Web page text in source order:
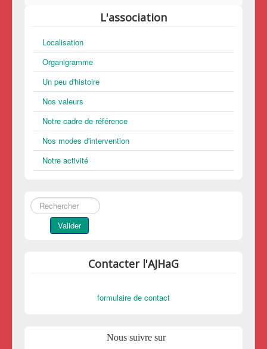
L'association
Localisation
Organigramme
Un peu d'histoire
Nos valeurs
Notre cadre de référence
Nos modes d'intervention
Notre activité
Rechercher
Valider
Contacter l'AJHaG
formulaire de contact
Nous suivre sur